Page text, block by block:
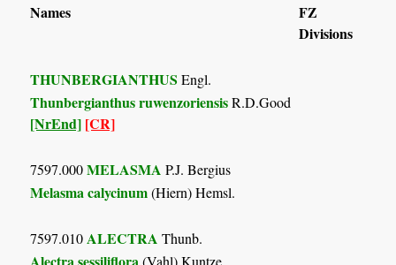
Names
FZ
Divisions
THUNBERGIANTHUS Engl.
Thunbergianthus ruwenzoriensisR.D.Good
[NrEnd] [CR]
7597.000MELASMA P.J. Bergius
Melasma calycinum(Hiern) Hemsl.
7597.010 ALECTRA Thunb.
Alectra sessiliflora (Vahl) Kuntze